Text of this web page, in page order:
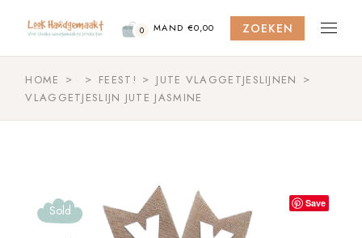
content
0 MAND €0,00 ZOEKEN
HOME FEEST!
JUTE VLAGGETJESLIJNEN
VLAGGETJESLIJN JUTE JASMINE
Sold Save